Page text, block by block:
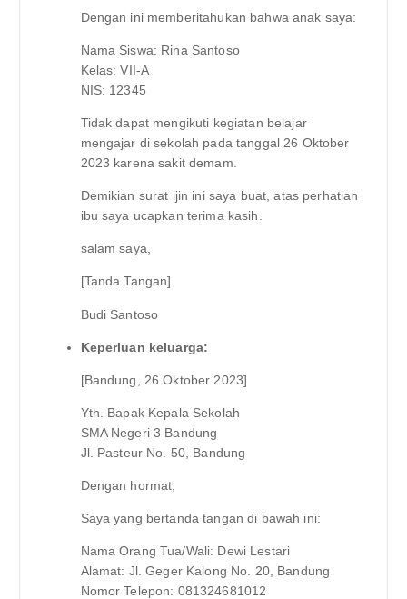
Dengan ini memberitahukan bahwa anak saya:
Nama Siswa: Rina Santoso
Kelas: VII-A
NIS: 12345
Tidak dapat mengikuti kegiatan belajar
mengajar di sekolah pada tanggal 26 Oktober
2023 karena sakit demam.
Demikian surat ijin ini saya buat, atas perhatian
ibu saya ucapkan terima kasih.
salam saya,
[Tanda Tangan]
Budi Santoso
Keperluan keluarga:
[Bandung, 26 Oktober 2023]
Yth. Bapak Kepala Sekolah
SMA Negeri 3 Bandung
Jl. Pasteur No. 50, Bandung
Dengan hormat,
Saya yang bertanda tangan di bawah ini:
Nama Orang Tua/Wali: Dewi Lestari
Alamat: Jl. Geger Kalong No. 20, Bandung
Nomor Telepon: 081324681012